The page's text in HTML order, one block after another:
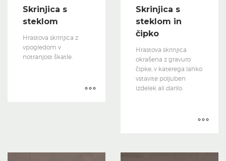
Skrinjica s
steklom
Hrastova skrinjica z
vpogledom v
notranjost škatle.
Skrinjica s
steklom in
čipko
Hrastova skrinjica
okrašena z gravuro
čipke, v katerega lahko
vstavite poljuben
izdelek ali darilo.